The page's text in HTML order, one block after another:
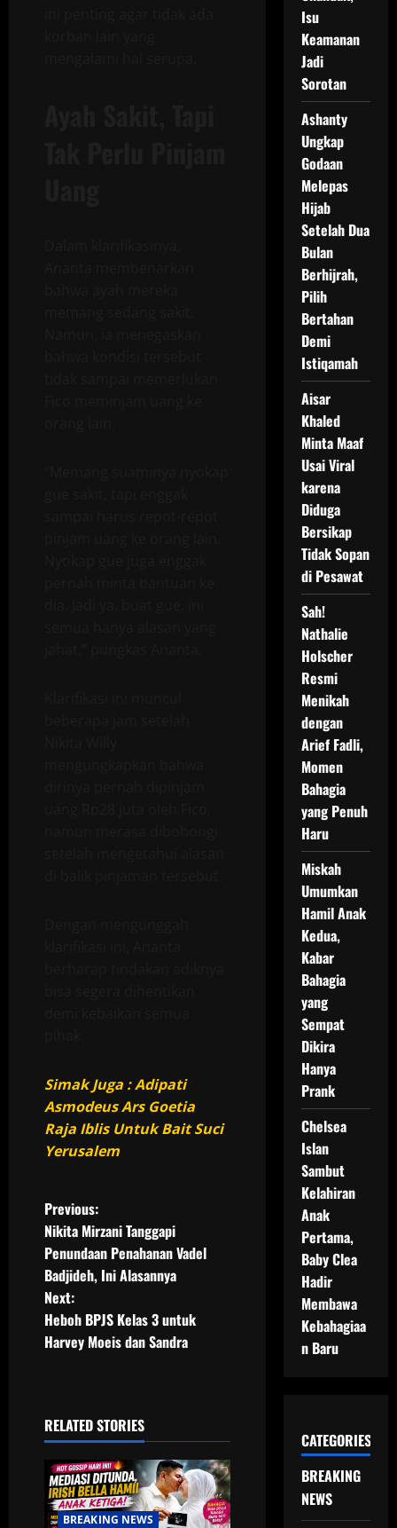
Simak Juga : Adipati
Asmodeus Ars Goetia
Raja Iblis Untuk Bait Suci
Yerusalem
P
o
s
t
v
i
g
Previous:
Nikita Mirzani Tanggapi
Penundaan Penahanan Vadel
Badjideh, Ini Alasannya
Next:
Heboh BPJS Kelas 3 untuk
Harvey Moeis dan Sandra
RELATED STORIES
BREAKING NEWS
Isu
Keamanan
Jadi
Sorotan
Ashanty
Ungkap
Godaan
Melepas
Hijab
Setelah Dua
Bulan
Berhijrah,
Pilih
Bertahan
Demi
Istiqamah
Aisar
Khaled
Minta Maaf
Usai Viral
karena
Diduga
Bersikap
Tidak Sopan
di Pesawat
Sah!
Nathalie
Holscher
Resmi
Menikah
dengan
Arief Fadli,
Momen
Bahagia
yang Penuh
Haru
Miskah
Umumkan
Hamil Anak
Kedua,
Kabar
Bahagia
yang
Sempat
Dikira
Hanya
Prank
Chelsea
Islan
Sambut
Kelahiran
Anak
Pertama,
Baby Clea
Hadir
Membawa
Kebahagiaa
n Baru
CATEGORIES
BREAKING
NEWS